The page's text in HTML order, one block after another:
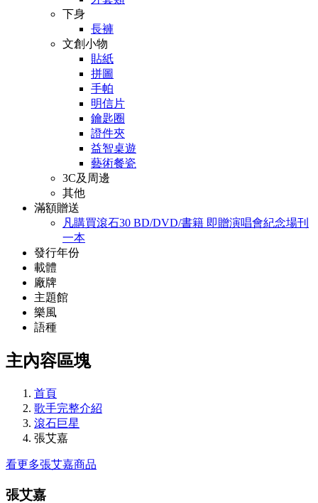
下身
長褲
文創小物
貼紙
拼圖
手帕
明信片
鑰匙圈
證件夾
益智桌遊
藝術餐瓷
3C及周邊
其他
滿額贈送
凡購買滾石30 BD/DVD/書籍 即贈演唱會紀念場刊
一本
發行年份
載體
廠牌
主題館
樂風
語種
主內容區塊
首頁
歌手完整介紹
滾石巨星
張艾嘉
看更多張艾嘉商品
張艾嘉